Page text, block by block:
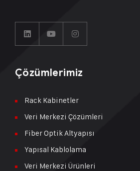
Çözümlerimiz
Rack Kabinetler
Veri Merkezi Çözümleri
Fiber Optik Altyapısı
Yapısal Kablolama
Veri Merkezi Ürünleri